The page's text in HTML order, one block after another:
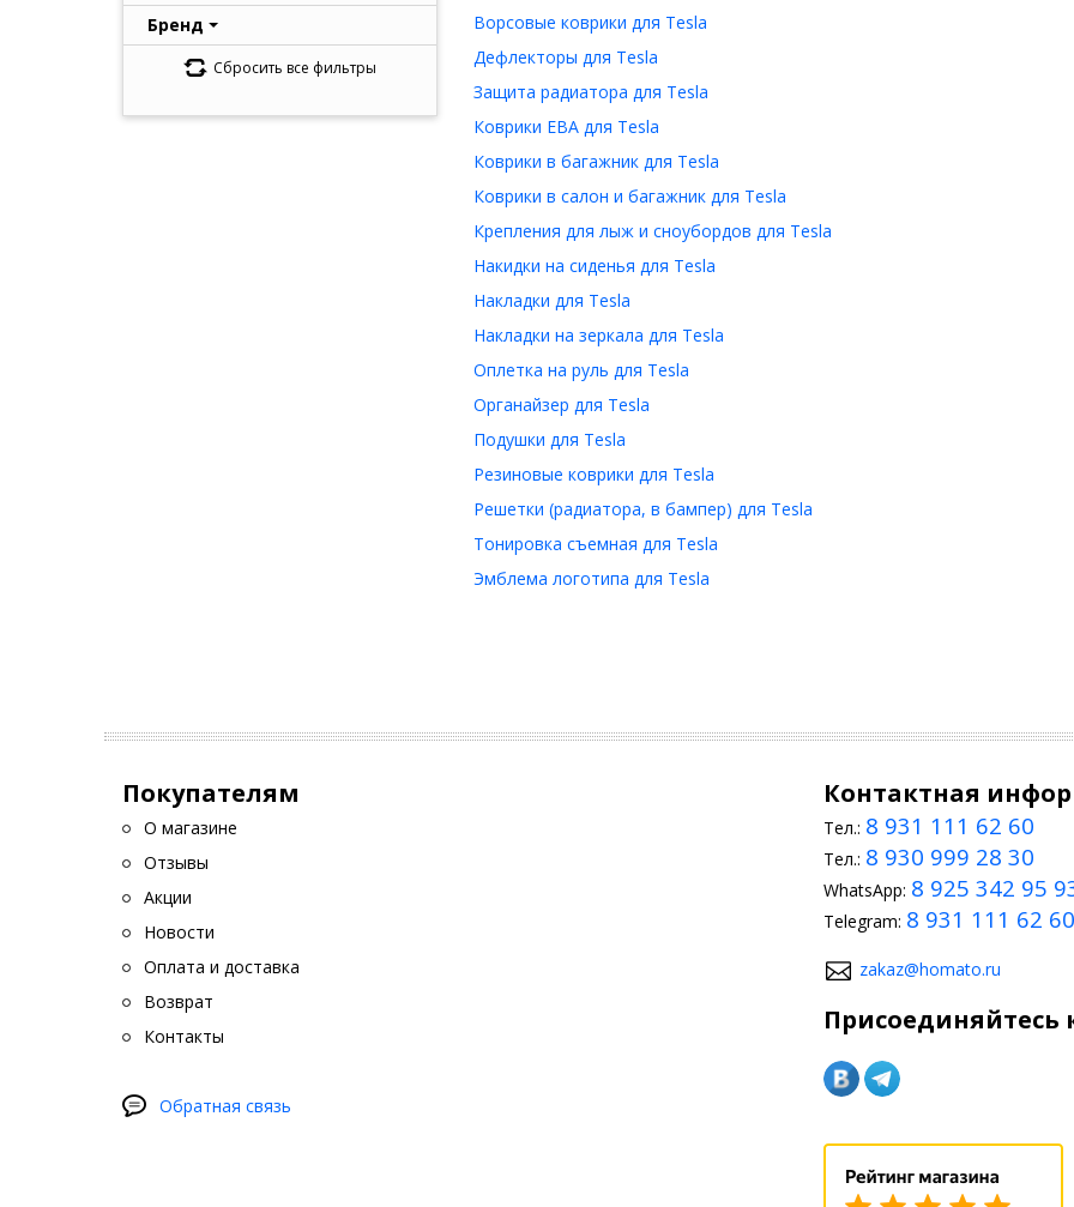
Бренд
Сбросить все фильтры
Ворсовые коврики для Tesla
Дефлекторы для Tesla
Защита радиатора для Tesla
Коврики ЕВА для Tesla
Коврики в багажник для Tesla
Коврики в салон и багажник для Tesla
Крепления для лыж и сноубордов для Tesla
Накидки на сиденья для Tesla
Накладки для Tesla
Накладки на зеркала для Tesla
Оплетка на руль для Tesla
Органайзер для Tesla
Подушки для Tesla
Резиновые коврики для Tesla
Решетки (радиатора, в бампер) для Tesla
Тонировка съемная для Tesla
Эмблема логотипа для Tesla
Покупателям
О магазине
Отзывы
Акции
Новости
Оплата и доставка
Возврат
Контакты
Обратная связь
Контактная
Тел.: 8 931 111 62 60
Тел.: 8 930 999 28 30
WhatsApp: 8 925 342 95
Telegram: 8 931 111 62 60
zakaz@homato.ru
Присоединяйтесь